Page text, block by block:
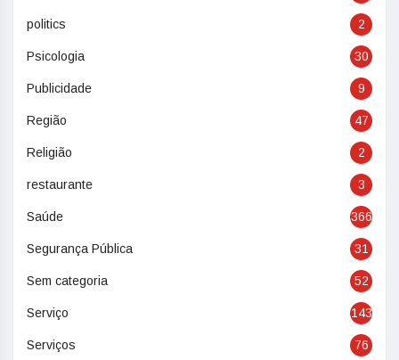
politics 2
Psicologia 30
Publicidade 9
Região 47
Religião 2
restaurante 3
Saúde 366
Segurança Pública 31
Sem categoria 52
Serviço 143
Serviços 76